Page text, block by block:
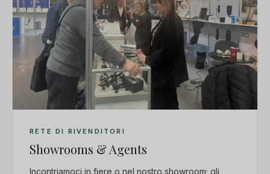
RETE DI RIVENDITORI
Showrooms & Agents
Incontriamoci in fiere o nel nostro showroom; gli